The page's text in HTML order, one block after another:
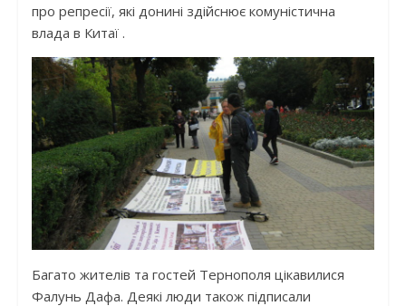
про репресії, які донині здійснює комуністична
влада в Китаї .
Багато жителів та гостей Тернополя цікавилися
Фалунь Дафа. Деякі люди також підписали